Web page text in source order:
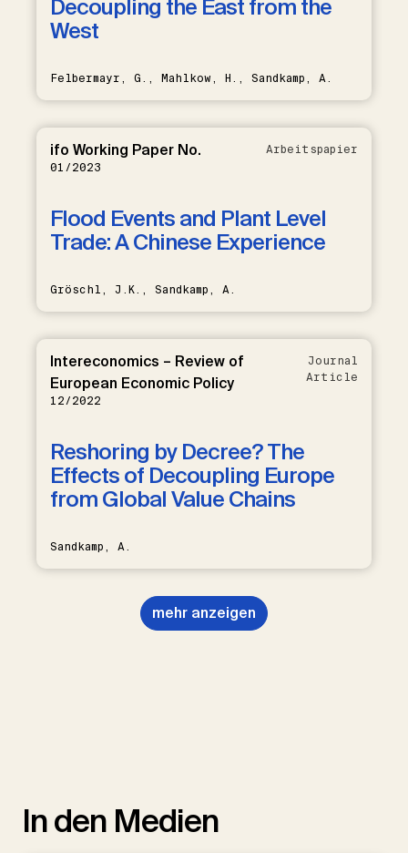
Decoupling the East from the
West
Felbermayr, G., Mahlkow, H., Sandkamp, A.
ifo Working Paper No.
01/2023
Arbeitspapier
Flood Events and Plant Level
Trade: A Chinese Experience
Gröschl, J.K., Sandkamp, A.
Intereconomics – Review of
European Economic Policy
12/2022
Journal
Article
Reshoring by Decree? The
Effects of Decoupling Europe
from Global Value Chains
Sandkamp, A.
mehr anzeigen
In den Medien